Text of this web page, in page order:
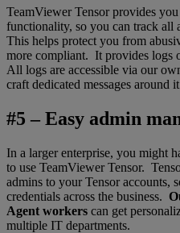
TeamViewer Tensor provides
functionality, so you can track all
This helps protect you from
more compliant. It provides logs
All logs are accessible via our
craft dedicated messages around
#5 – Easy admin
In a larger enterprise, you might
to use TeamViewer Tensor.
admins to your Tensor accounts,
credentials across the business.
Agent workers can get
multiple IT departments.